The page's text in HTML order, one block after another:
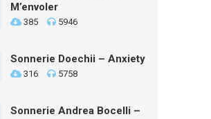
M’envoler
385 5946
Sonnerie Doechii – Anxiety
316 5758
Sonnerie Andrea Bocelli –